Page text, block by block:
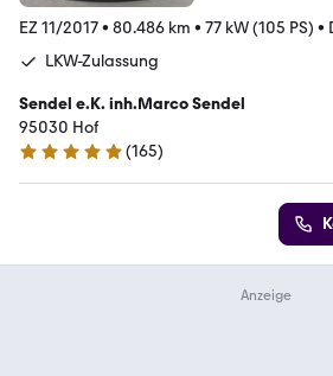
EZ 11/2017• 80.486 km • 77 kW (105 PS) •
LKW-Zulassung
Sendel e.K. inh.Marco Sendel
95030 Hof
4.8 Sterne
(165)